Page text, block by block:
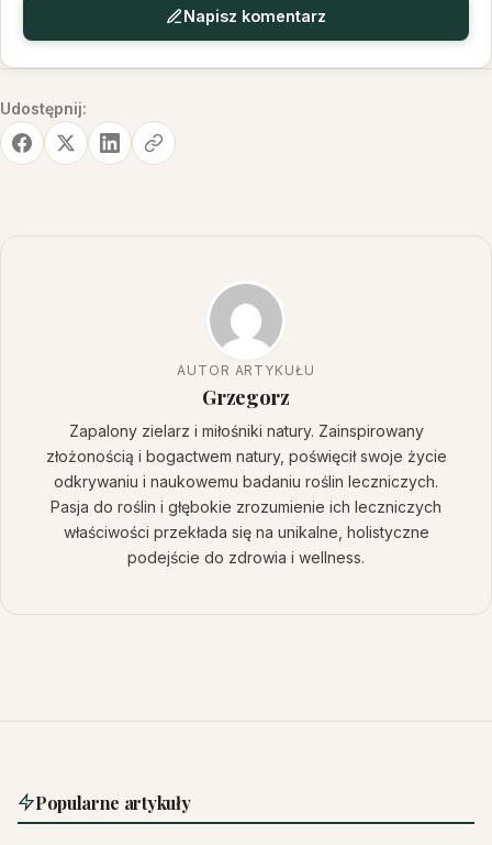
Napisz komentarz
Udostępnij:
AUTOR ARTYKUŁU
Grzegorz
Zapalony zielarz i miłośniki natury. Zainspirowany
złożonością i bogactwem natury, poświęcił swoje życie
odkrywaniu i naukowemu badaniu roślin leczniczych.
Pasja do roślin i głębokie zrozumienie ich leczniczych
właściwości przekłada się na unikalne, holistyczne
podejście do zdrowia i wellness.
Popularne artykuły